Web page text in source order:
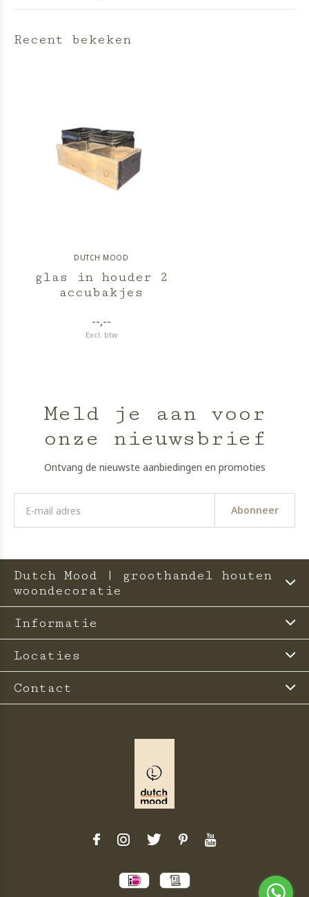
Recent bekeken
DUTCH MOOD
glas in houder 2
accubakjes
--,--
Excl. btw
Meld je aan voor
onze nieuwsbrief
Ontvang de nieuwste aanbiedingen en promoties
Abonneer
Dutch Mood | groothandel houten
woondecoratie
Informatie
Locaties
Contact